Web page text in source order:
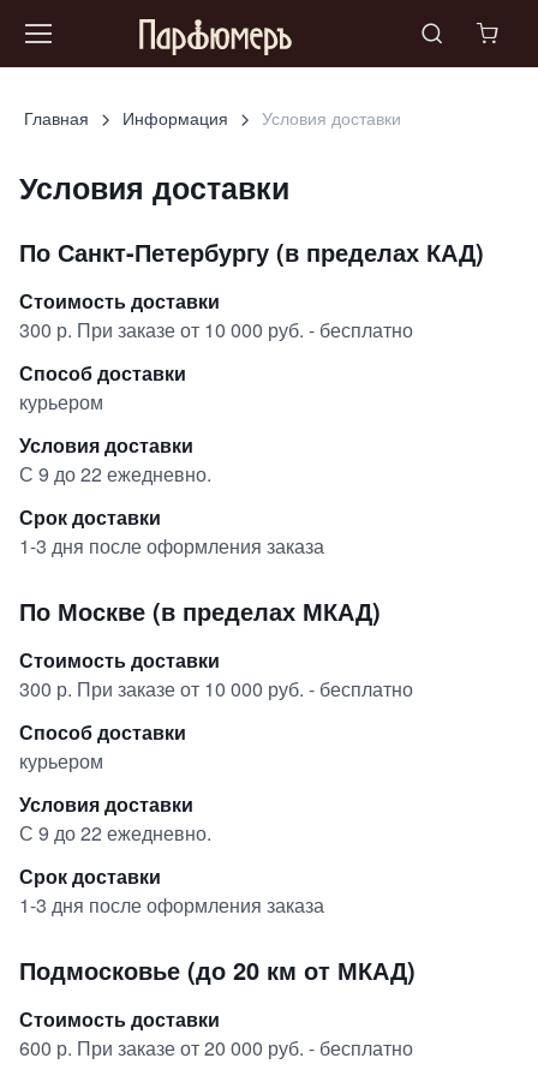
Главная Информация Условия доставки
Условия доставки
По Санкт-Петербургу (в пределах КАД)
Стоимость доставки
300 р. При заказе от 10 000 руб. - бесплатно
Способ доставки
курьером
Условия доставки
С 9 до 22 ежедневно.
Срок доставки
1-3 дня после оформления заказа
По Москве (в пределах МКАД)
Стоимость доставки
300 р. При заказе от 10 000 руб. - бесплатно
Способ доставки
курьером
Условия доставки
С 9 до 22 ежедневно.
Срок доставки
1-3 дня после оформления заказа
Подмосковье (до 20 км от МКАД)
Стоимость доставки
600 р. При заказе от 20 000 руб. - бесплатно